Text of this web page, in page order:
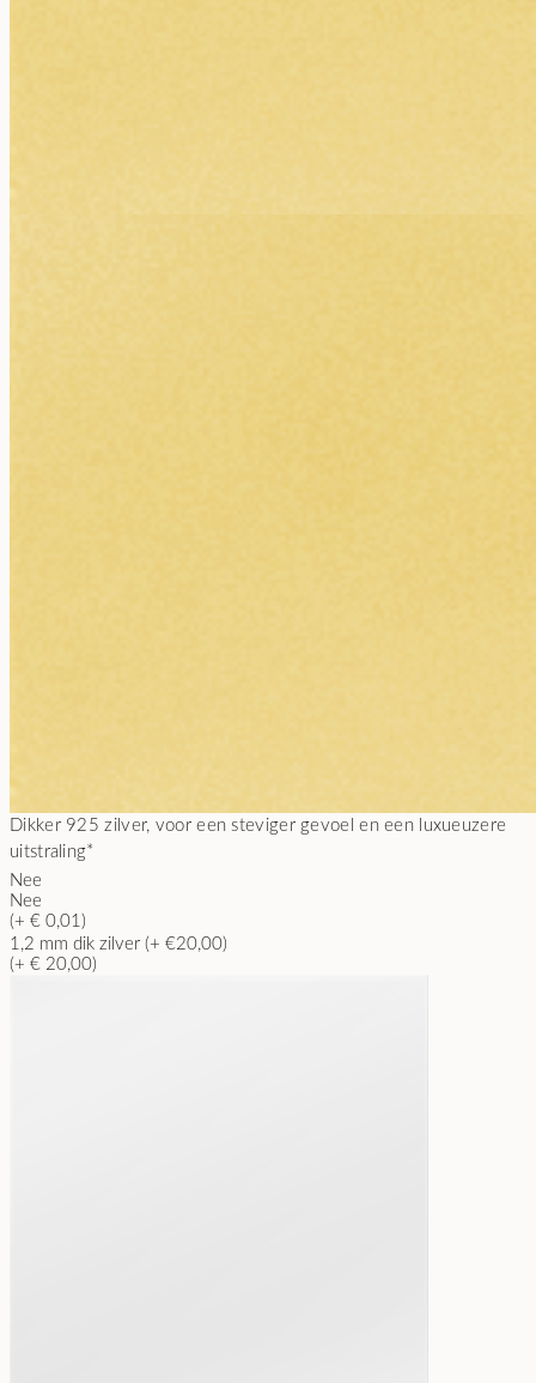
Dikker 925 zilver, voor een steviger gevoel en een luxueuzere
uitstraling*
Nee
Nee
(+ € 0,01)
1,2 mm dik zilver (+ €20,00)
(+ € 20,00)